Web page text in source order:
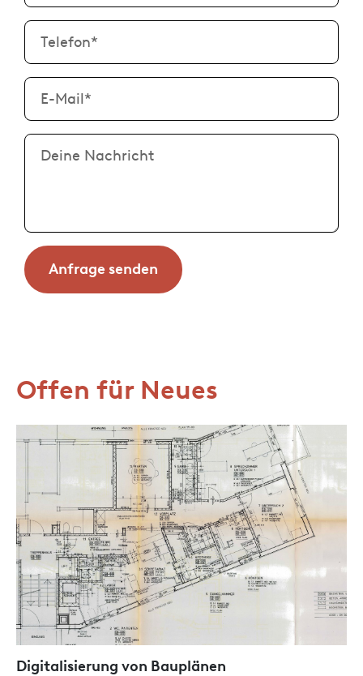
Telefon*
E-Mail*
Deine Nachricht
Offen für Neues
Digitalisierung von Bauplänen